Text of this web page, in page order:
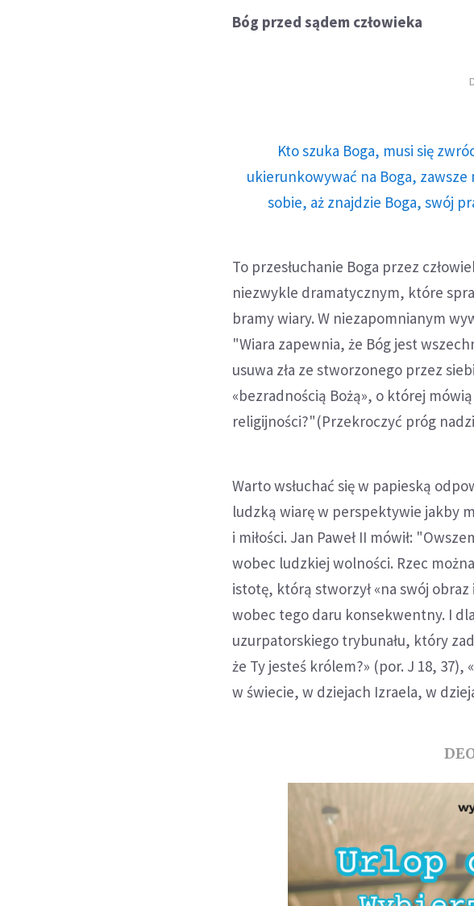
Bóg przed sądem człowieka
Kto szuka Boga, musi się
ukierunkowywać na Boga,
sobie, aż znajdzie Boga, swój
To przesłuchanie Boga przez
niezwykle dramatycznym, które
bramy wiary. W niezapomnianym
"Wiara zapewnia, że Bóg jest
usuwa zła ze stworzonego przez
«bezradnością Bożą», o której
religijności?"(Przekroczyć próg
Warto wsłuchać się w papieską
ludzką wiarę w perspektywie jakby
i miłości. Jan Paweł II mówił:
wobec ludzkiej wolności. Rzec
istotę, którą stworzył «na swój
wobec tego daru konsekwentny. I
uzurpatorskiego trybunału, który
że Ty jesteś królem?» (por. J 18,
w świecie, w dziejach Izraela, w